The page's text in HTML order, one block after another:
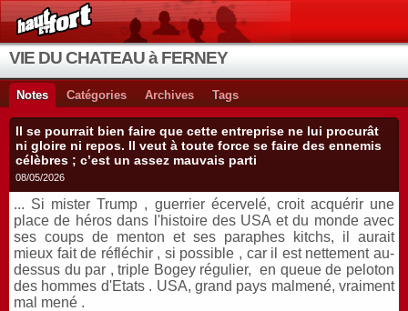
VIE DU CHATEAU à FERNEY
Notes Catégories Archives Tags
Il se pourrait bien faire que cette entreprise ne lui procurât
ni gloire ni repos. Il veut à toute force se faire des ennemis
célèbres ; c’est un assez mauvais parti
08/05/2026
... Si mister Trump , guerrier écervelé, croit acquérir une
place de héros dans l'histoire des USA et du monde avec
ses coups de menton et ses paraphes kitchs, il aurait
mieux fait de réfléchir , si possible , car il est nettement au-
dessus du par , triple Bogey régulier, en queue de peloton
des hommes d'Etats . USA, grand pays malmené, vraiment
mal mené .